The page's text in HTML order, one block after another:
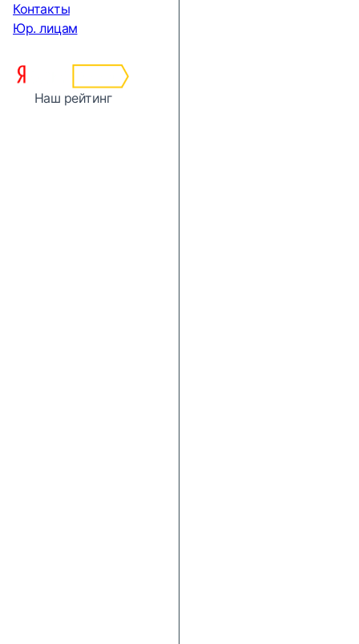
Контакты
Юр. лицам
Наш рейтинг